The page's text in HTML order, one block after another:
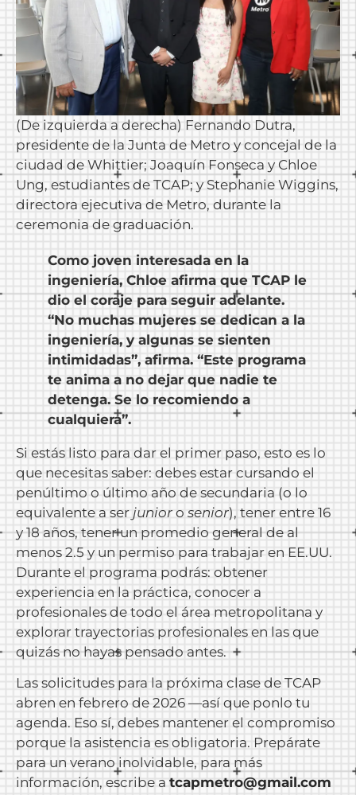
(De izquierda a derecha) Fernando Dutra,
presidente de la Junta de Metro y concejal de la
ciudad de Whittier; Joaquín Fonseca y Chloe
Ung, estudiantes de TCAP; y Stephanie Wiggins,
directora ejecutiva de Metro, durante la
ceremonia de graduación.
Como joven interesada en la
ingeniería, Chloe afirma que TCAP le
dio el coraje para seguir adelante.
“No muchas mujeres se dedican a la
ingeniería, y algunas se sienten
intimidadas”, afirma. “Este programa
te anima a no dejar que nadie te
detenga. Se lo recomiendo a
cualquiera”.
Si estás listo para dar el primer paso, esto es lo
que necesitas saber: debes estar cursando el
penúltimo o último año de secundaria (o lo
equivalente a ser junior o senior), tener entre 16
y 18 años, tener un promedio general de al
menos 2.5 y un permiso para trabajar en EE.UU.
Durante el programa podrás: obtener
experiencia en la práctica, conocer a
profesionales de todo el área metropolitana y
explorar trayectorias profesionales en las que
quizás no hayas pensado antes.
Las solicitudes para la próxima clase de TCAP
abren en febrero de 2026 —así que ponlo tu
agenda. Eso sí, debes mantener el compromiso
porque la asistencia es obligatoria. Prepárate
para un verano inolvidable, para más
información, escribe a tcapmetro@gmail.com